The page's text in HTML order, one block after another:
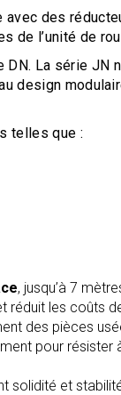
des
de l’unité de
DN. La série JN
design
telles que :
, jusqu’à 7
réduit les coûts
des pièces
pour résister
solidité et